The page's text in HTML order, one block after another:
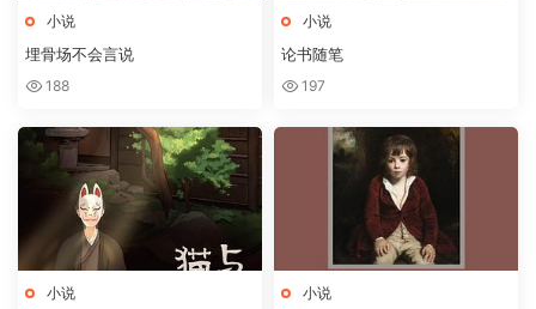
小说
埋骨场不会言说
188
小说
论书随笔
197
小说 小说